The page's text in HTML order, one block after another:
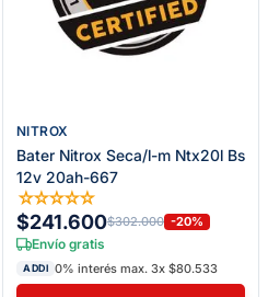
NITROX
Bater Nitrox Seca/l-m Ntx20l Bs
12v 20ah-667
☆☆☆☆☆
$241.600$302.000 -20%
Envío gratis
ADDI 0% interés max. 3x $80.533